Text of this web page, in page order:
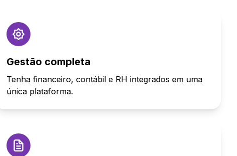
Gestão completa
Tenha financeiro, contábil e RH integrados em uma
única plataforma.